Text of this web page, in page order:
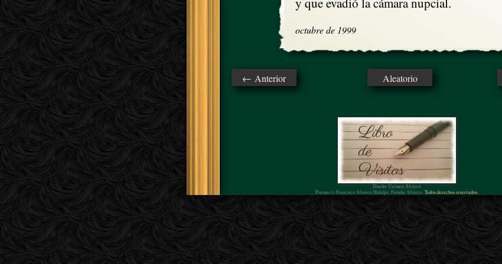
octubre de 1999
← Anterior Aleatorio
Diseño: Carmen Álvarez
Poemas © Francisco Álvarez Hidalgo, Familia Álvarez. Todos derechos reservados.